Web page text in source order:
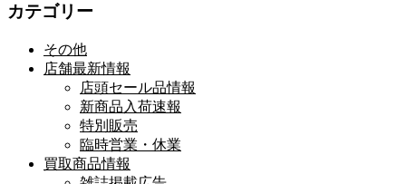
カテゴリー
その他
店舗最新情報
店頭セール品情報
新商品入荷速報
特別販売
臨時営業・休業
買取商品情報